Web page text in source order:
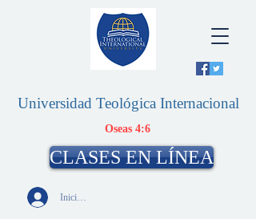
Universidad Teológica Internacional
Oseas 4:6
Iniciar sesión
CLASES EN LÍNEA